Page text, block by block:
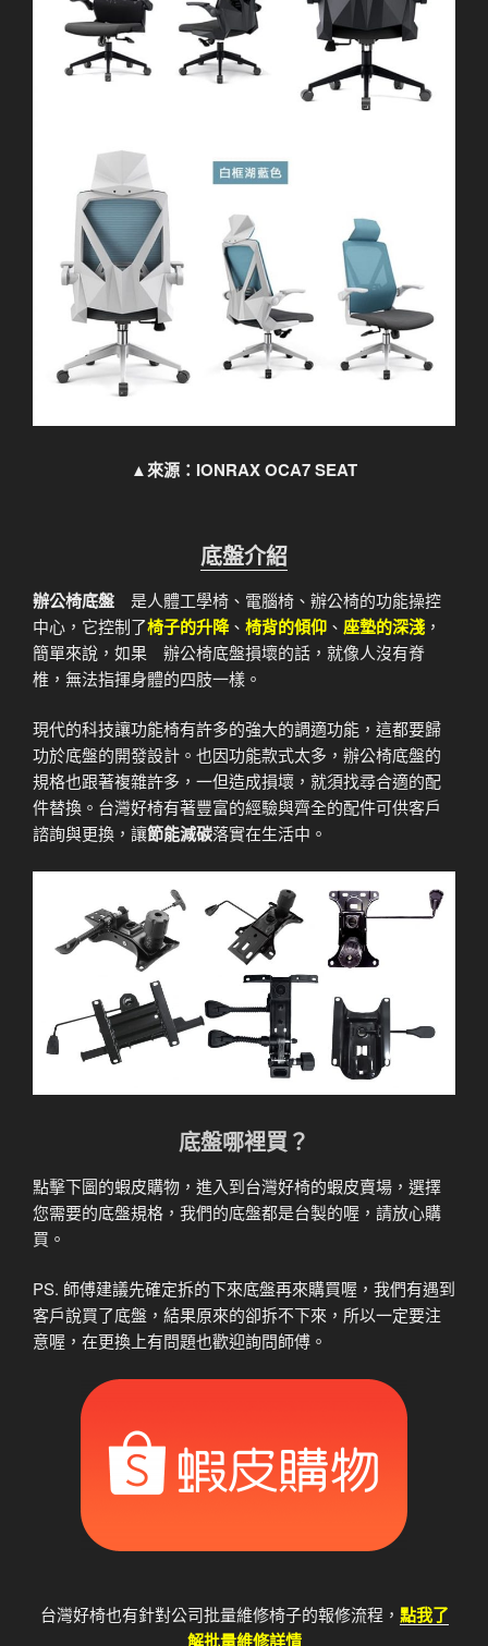
▲來源：IONRAX OCA7 SEAT
底盤介紹
辦公椅底盤 是人體工學椅、電腦椅、辦公椅的功能操控
中心，它控制了椅子的升降、 椅背的傾仰 、 座墊的深淺 ，
簡單來說，如果 辦公椅底盤損壞的話，就像人沒有脊
椎，無法指揮身體的四肢一樣。
現代的科技讓功能椅有許多的強大的調適功能，這都要歸
功於底盤的開發設計。也因功能款式太多，辦公椅底盤的
規格也跟著複雜許多，一但造成損壞，就須找尋合適的配
件替換。台灣好椅有著豐富的經驗與齊全的配件可供客戶
諮詢與更換，讓節能減碳落實在生活中。
底盤哪裡買？
點擊下圖的蝦皮購物，進入到台灣好椅的蝦皮賣場，選擇
您需要的底盤規格，我們的底盤都是台製的喔，請放心購
買。
PS. 師傅建議先確定拆的下來底盤再來購買喔，我們有遇到
客戶說買了底盤，結果原來的卻拆不下來，所以一定要注
意喔，在更換上有問題也歡迎詢問師傅。
台灣好椅也有針對公司批量維修椅子的報修流程， 點我了
解批量維修詳情